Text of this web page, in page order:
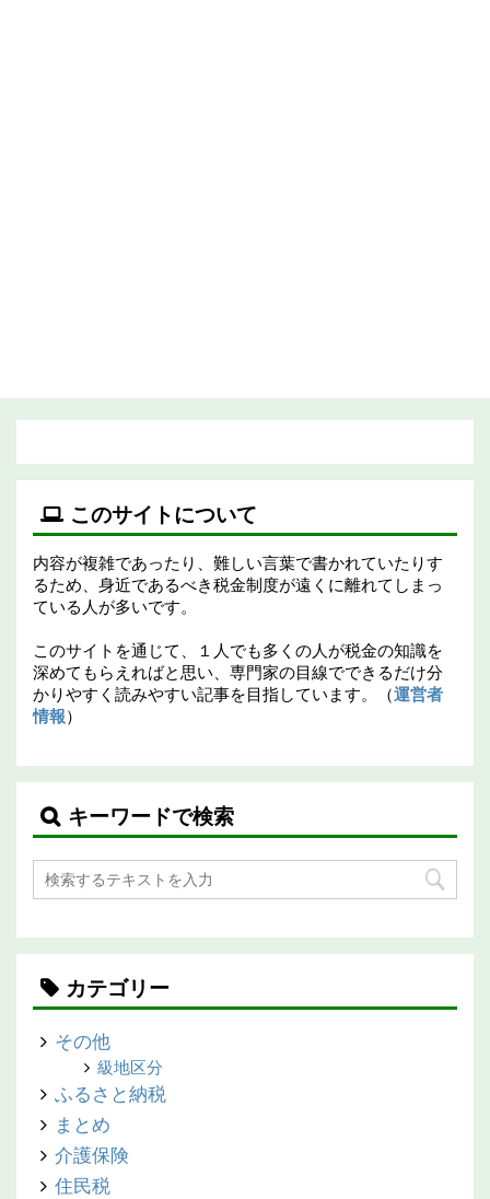
このサイトについて
内容が複雑であったり、難しい言葉で書かれていたりす
るため、身近であるべき税金制度が遠くに離れてしまっ
ている人が多いです。
このサイトを通じて、１人でも多くの人が税金の知識を
深めてもらえればと思い、専門家の目線でできるだけ分
かりやすく読みやすい記事を目指しています。（運営者
情報）
キーワードで検索
カテゴリー
その他
級地区分
ふるさと納税
まとめ
介護保険
住民税